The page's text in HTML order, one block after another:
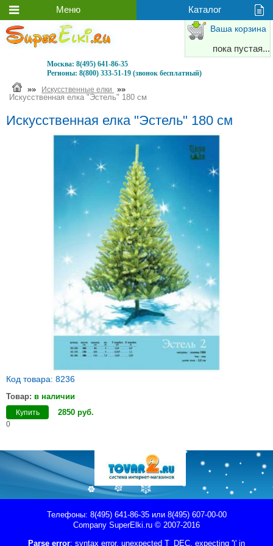
Москва: 8(495) 641-86-35
Регионы: 8(800) 333-51-19 (звонок бесплатный)
Ваша корзина
пока пустая...
»» Искусственные елки
»»
Искусственная елка "Эстель" 180 см
Искусственная елка "Эстель" 180 см
Код товара: 8236
Товар: в наличии
Купить 2850 руб.
0
Телефоны: 8(495) 641-86-35 или 8(495) 607-00-00
Company SuperElki.ru © 2007-2016
Parse error: syntax error, unexpected T_DEC, expecting ')' in